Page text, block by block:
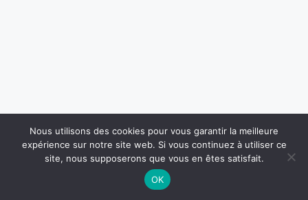
Nous utilisons des cookies pour vous garantir la meilleure
expérience sur notre site web. Si vous continuez à utiliser ce
site, nous supposerons que vous en êtes satisfait.
OK